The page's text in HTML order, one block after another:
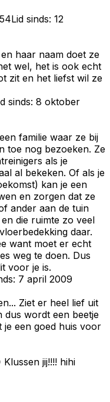
Lid sinds: 12
haar naam doet ze
wel, het is ook echt
zit en het liefst wil ze
sinds: 8 oktober
familie waar ze bij
toe nog bezoeken. Ze
als je
al bekeken. Of als je
kan je een
en zorgen dat ze
ander aan de tuin
die ruimte zo veel
daar.
want moet er echt
weg te doen. Dus
voor je is.
7 april 2009
Ziet er heel lief uit
dus wordt een beetje
een goed huis voor
jij!!!! hihi